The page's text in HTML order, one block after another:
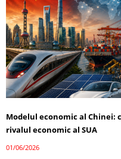
Modelul economic al
rivalul economic al SUA
01/06/2026